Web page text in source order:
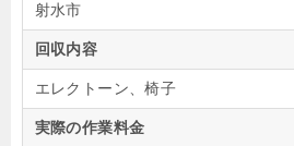
射水市
回収内容
エレクトーン、椅子
実際の作業料金